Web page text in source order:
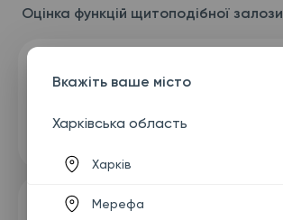
Оцінка функцій щитоподібної залози
Вкажіть ваше місто
Харківська область
Харків
Мерефа